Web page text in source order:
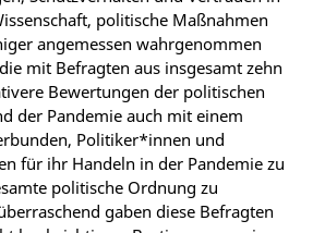
politische Maßnahmen
angemessen wahrgenommen
mit Befragten aus insgesamt zehn
Bewertungen der politischen
der Pandemie auch mit einem
Politiker*innen und
für ihr Handeln in der Pandemie zu
politische Ordnung zu
gaben diese Befragten